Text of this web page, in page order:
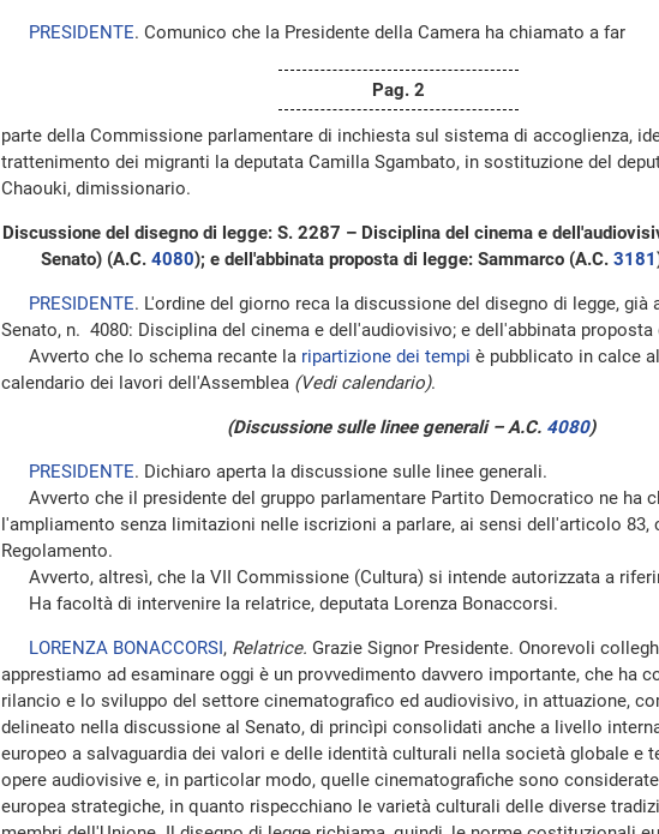
PRESIDENTE. Comunico che la Presidente della Camera ha chiamato a far
Pag. 2
parte della Commissione parlamentare di inchiesta sul sistema di accoglienza,
trattenimento dei migranti la deputata Camilla Sgambato, in sostituzione del
Chaouki, dimissionario.
Discussione del disegno di legge: S. 2287 – Disciplina del cinema e
Senato) (A.C. 4080); e dell'abbinata proposta di legge: Sammarco (A.C. 3181
PRESIDENTE. L'ordine del giorno reca la discussione del disegno di legge, già
Senato, n. 4080: Disciplina del cinema e dell'audiovisivo; e dell'abbinata proposta
Avverto che lo schema recante la ripartizione dei tempi è pubblicato in calce
calendario dei lavori dell'Assemblea (Vedi calendario).
(Discussione sulle linee generali – A.C. 4080)
PRESIDENTE. Dichiaro aperta la discussione sulle linee generali.
Avverto che il presidente del gruppo parlamentare Partito Democratico ne ha
l'ampliamento senza limitazioni nelle iscrizioni a parlare, ai sensi dell'articolo 83,
Regolamento.
Avverto, altresì, che la VII Commissione (Cultura) si intende autorizzata a
Ha facoltà di intervenire la relatrice, deputata Lorenza Bonaccorsi.
LORENZA BONACCORSI, Relatrice. Grazie Signor Presidente. Onorevoli
apprestiamo ad esaminare oggi è un provvedimento davvero importante, che ha
rilancio e lo sviluppo del settore cinematografico ed audiovisivo, in attuazione,
delineato nella discussione al Senato, di princìpi consolidati anche a livello
europeo a salvaguardia dei valori e delle identità culturali nella società globale e
opere audiovisive e, in particolar modo, quelle cinematografiche sono
europea strategiche, in quanto rispecchiano le varietà culturali delle diverse